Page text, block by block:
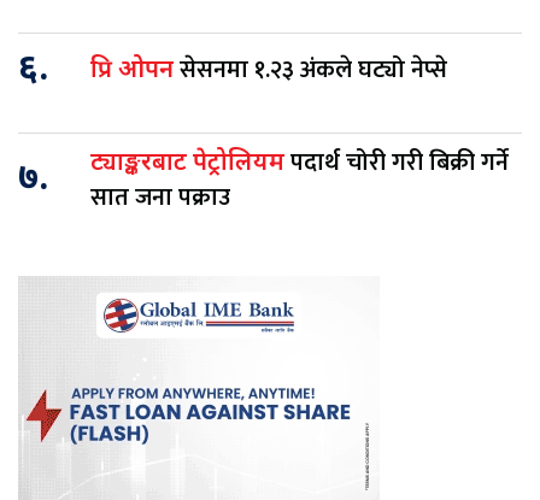
६. प्रि ओपनसेसनमा १.२३ अंकले घट्यो नेप्से
७. ट्याङ्करबाट पेट्रोलियमपदार्थ चोरी गरी बिक्री गर्ने
सात जना पक्राउ